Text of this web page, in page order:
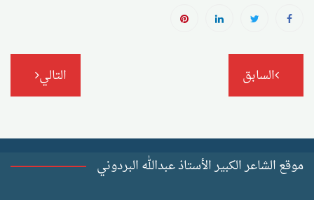
تصفّح
المقالات
السابق التالي
موقع الشاعر الكبير الأستاذ عبدالله البردوني